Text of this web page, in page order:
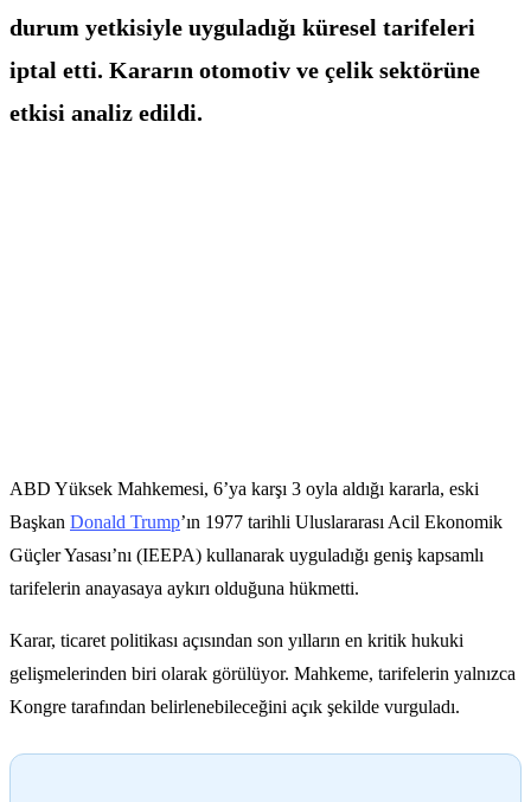
durum yetkisiyle uyguladığı küresel tarifeleri
iptal etti. Kararın otomotiv ve çelik sektörüne
etkisi analiz edildi.
ABD Yüksek Mahkemesi, 6’ya karşı 3 oyla aldığı kararla, eski
Başkan Donald Trump’ın 1977 tarihli Uluslararası Acil Ekonomik
Güçler Yasası’nı (IEEPA) kullanarak uyguladığı geniş kapsamlı
tarifelerin anayasaya aykırı olduğuna hükmetti.
Karar, ticaret politikası açısından son yılların en kritik hukuki
gelişmelerinden biri olarak görülüyor. Mahkeme, tarifelerin yalnızca
Kongre tarafından belirlenebileceğini açık şekilde vurguladı.